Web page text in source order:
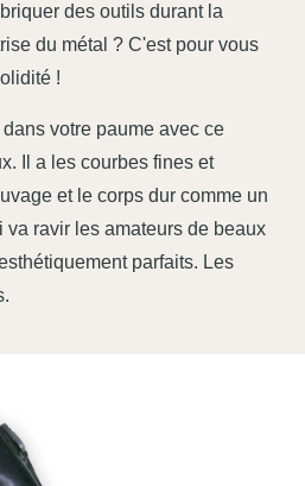
des outils durant la
du métal ? C'est pour vous
!
votre paume avec ce
Il a les courbes fines et
et le corps dur comme un
va ravir les amateurs de beaux
parfaits. Les